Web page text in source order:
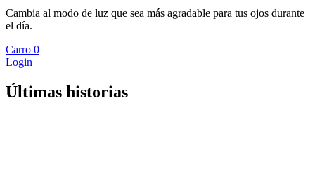
Cambia al modo de luz que sea más agradable para tus ojos durante
el día.
Carro 0
Login
Últimas historias